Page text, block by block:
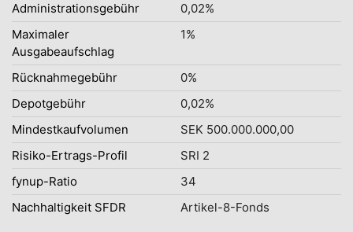
Administrationsgebühr
0,02%
Maximaler
Ausgabeaufschlag
1%
Rücknahmegebühr
0%
Depotgebühr
0,02%
Mindestkaufvolumen
SEK 500.000.000,00
Risiko-Ertrags-Profil
SRI 2
fynup-Ratio
34
Nachhaltigkeit SFDR
Artikel-8-Fonds